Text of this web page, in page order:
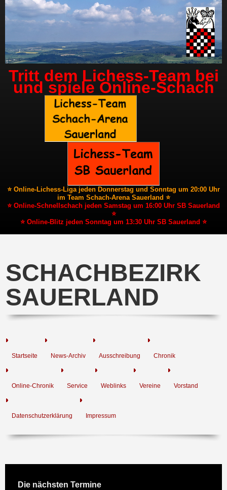
Tritt dem Lichess-Team bei
und spiele Online-Schach
⭐ Online-Lichess-Liga jeden Donnerstag und Sonntag um 20:00 Uhr
im Team Schach-Arena Sauerland ⭐
⭐ Online-Schnellschach jeden Samstag um 16:00 Uhr SB Sauerland
⭐
⭐ Online-Blitz jeden Sonntag um 13:30 Uhr SB Sauerland ⭐
SCHACHBEZIRK
SAUERLAND
Startseite News-Archiv Ausschreibung Chronik
Online-Chronik Service Weblinks Vereine Vorstand
Datenschutzerklärung Impressum
Die nächsten Termine